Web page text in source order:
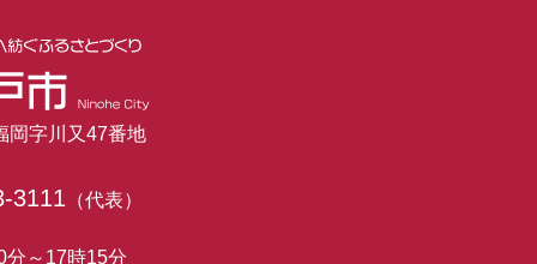
字川又47番地
3111 （代表）
分～17時15分